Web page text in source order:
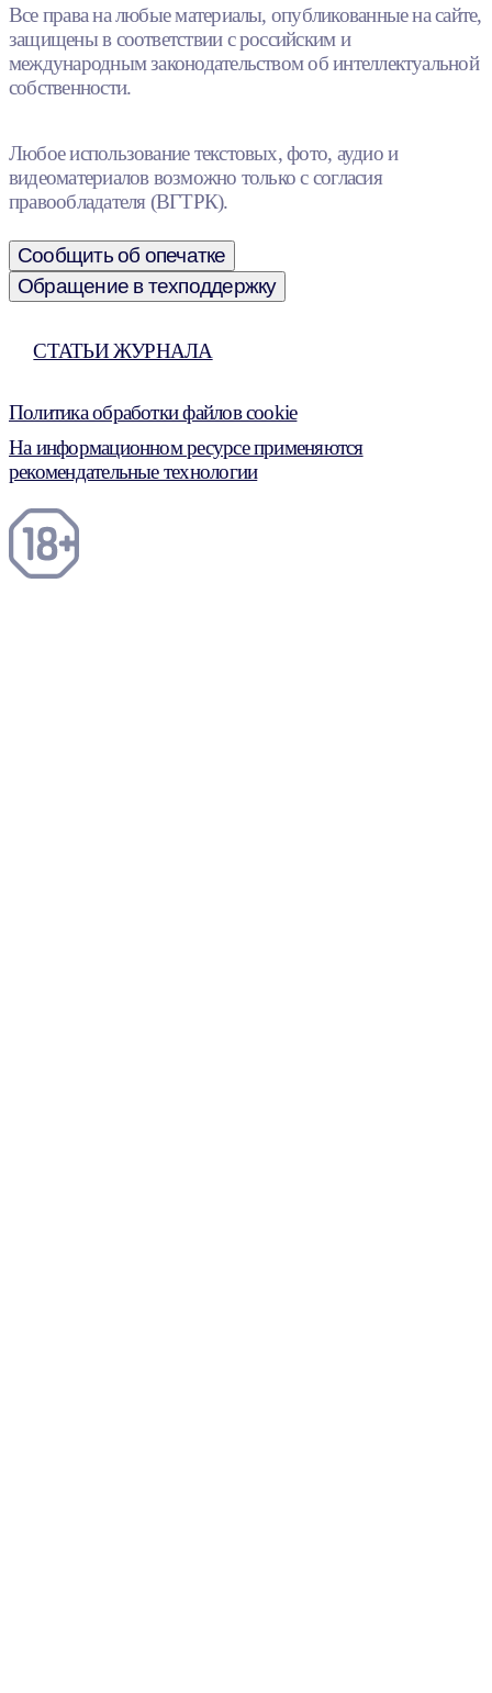
Все права на любые материалы, опубликованные на сайте,
защищены в соответствии с российским и
международным законодательством об интеллектуальной
собственности.
Любое использование текстовых, фото, аудио и
видеоматериалов возможно только с согласия
правообладателя (ВГТРК).
Сообщить об опечатке
Обращение в техподдержку
СТАТЬИ ЖУРНАЛА
Политика обработки файлов cookie
На информационном ресурсе применяются
рекомендательные технологии